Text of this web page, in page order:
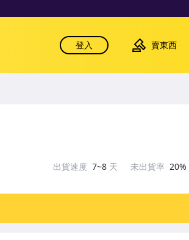
登入 賣東西
出貨速度 7~8 天 未出貨率 20%